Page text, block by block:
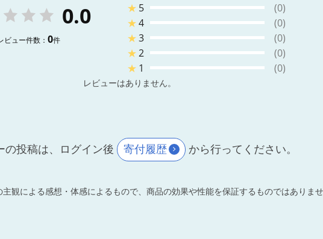
0.0
ビュー件数： 0件
★ 5
(0)
★4
(0)
★3
(0)
★2
(0)
★ 1 (0)
レビューはありません。
の投稿は、ログイン後 寄付履歴 から行ってください。
観による感想・体感によるもので、商品の効果や性能を保証するものではありませ